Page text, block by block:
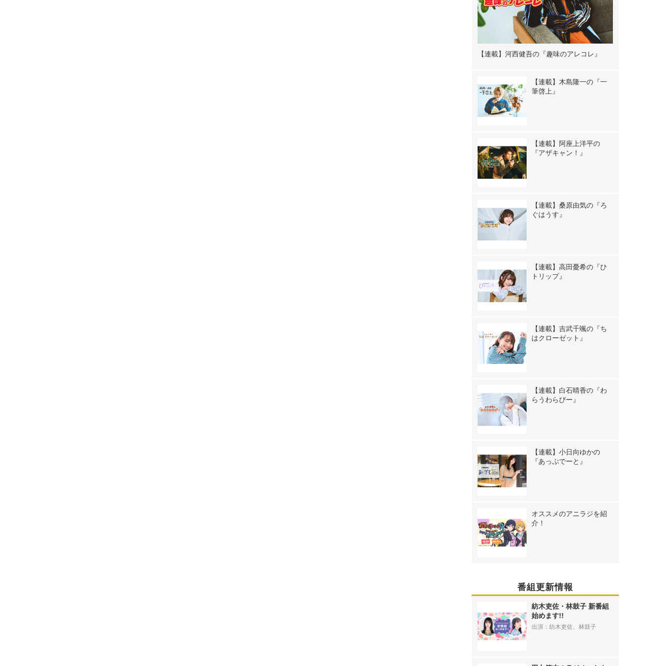
【連載】河西健吾の『趣味のアレコレ』
【連載】木島隆一の『一
筆啓上』
【連載】阿座上洋平の
『アザキャン！』
【連載】桑原由気の『ろ
ぐはうす』
【連載】高田憂希の『ひ
トリップ』
【連載】吉武千颯の『ち
はクローゼット』
【連載】白石晴香の『わ
らうわらびー』
【連載】小日向ゆかの
『あっぷでーと』
オススメのアニラジを紹
介！
番組更新情報
紡木吏佐・林鼓子 新番組
始めます!!
出演：紡木吏佐、林鼓子